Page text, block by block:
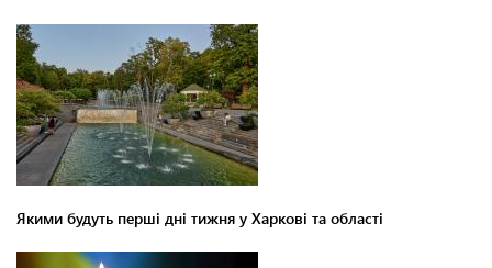
Якими будуть перші дні тижня у Харкові та області